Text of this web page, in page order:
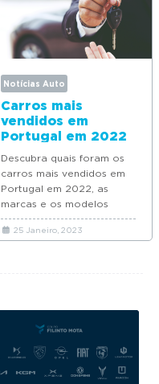
Notícias Auto
Carros mais
vendidos em
Portugal em 2022
Descubra quais foram os
carros mais vendidos em
Portugal em 2022, as
marcas e os modelos
favoritos dos portugueses.
25 Janeiro, 2023